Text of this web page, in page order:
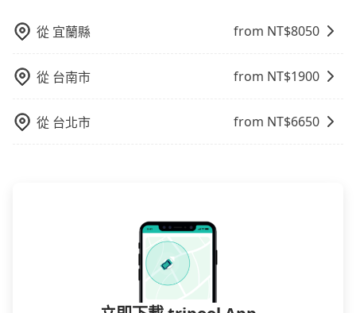
從 宜蘭縣 from NT$8050
從 台南市 from NT$1900
從 台北市 from NT$6650